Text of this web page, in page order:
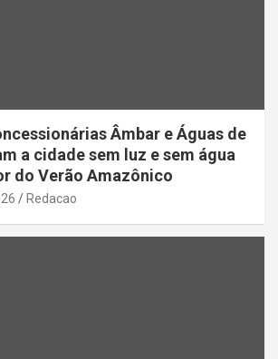
Âmbar e Águas de
a cidade sem luz e sem água
do Verão Amazônico
Redacao